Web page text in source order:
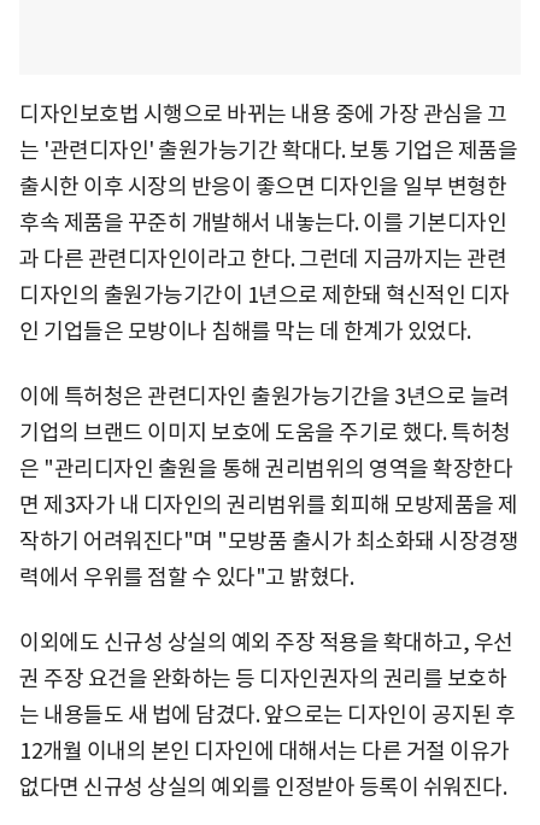
디자인보호법 시행으로 바뀌는 내용 중에 가장 관심을 끄
는 '관련디자인' 출원가능기간 확대다. 보통 기업은 제품을
출시한 이후 시장의 반응이 좋으면 디자인을 일부 변형한
후속 제품을 꾸준히 개발해서 내놓는다. 이를 기본디자인
과 다른 관련디자인이라고 한다. 그런데 지금까지는 관련
디자인의 출원가능기간이 1년으로 제한돼 혁신적인 디자
인 기업들은 모방이나 침해를 막는 데 한계가 있었다.
이에 특허청은 관련디자인 출원가능기간을 3년으로 늘려
기업의 브랜드 이미지 보호에 도움을 주기로 했다. 특허청
은 "관리디자인 출원을 통해 권리범위의 영역을 확장한다
면 제3자가 내 디자인의 권리범위를 회피해 모방제품을 제
작하기 어려워진다"며 "모방품 출시가 최소화돼 시장경쟁
력에서 우위를 점할 수 있다"고 밝혔다.
이외에도 신규성 상실의 예외 주장 적용을 확대하고, 우선
권 주장 요건을 완화하는 등 디자인권자의 권리를 보호하
는 내용들도 새 법에 담겼다. 앞으로는 디자인이 공지된 후
12개월 이내의 본인 디자인에 대해서는 다른 거절 이유가
없다면 신규성 상실의 예외를 인정받아 등록이 쉬워진다.